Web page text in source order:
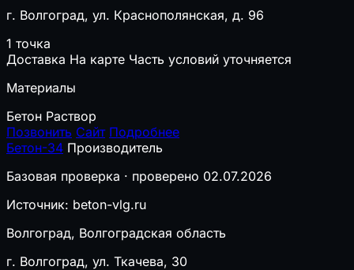
г. Волгоград, ул. Краснополянская, д. 96
1 точка
Доставка На карте Часть условий уточняется
Материалы
Бетон Раствор
Позвонить Сайт Подробнее
Бетон-34 Производитель
Базовая проверка · проверено 02.07.2026
Источник: beton-vlg.ru
Волгоград, Волгоградская область
г. Волгоград, ул. Ткачева, 30